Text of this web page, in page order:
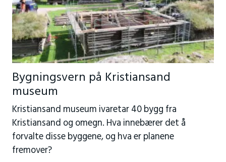
Bygningsvern på Kristiansand
museum
Kristiansand museum ivaretar 40 bygg fra
Kristiansand og omegn. Hva innebærer det å
forvalte disse byggene, og hva er planene
fremover?